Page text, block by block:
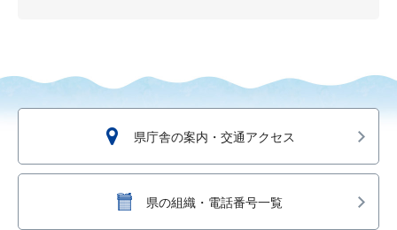
県庁舎の案内・交通アクセス
県の組織・電話番号一覧